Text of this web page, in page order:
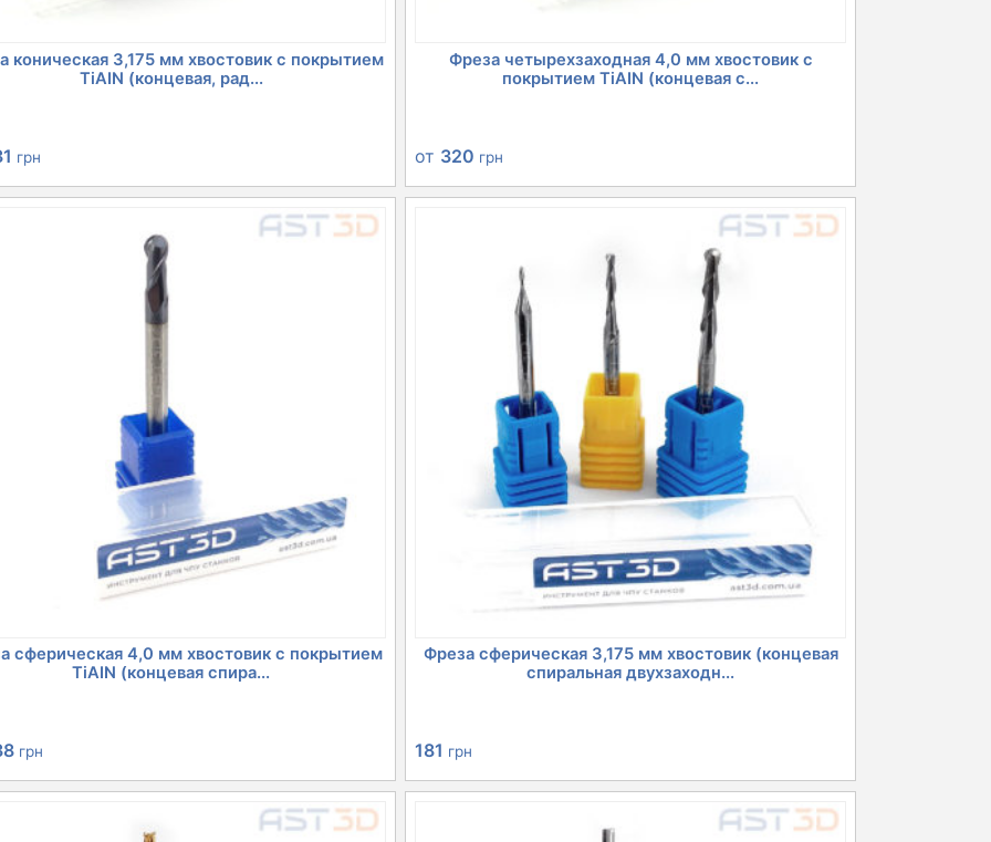
коническая 3,175 мм хвостовик с покрытием
TiAIN (концевая, рад...
грн
Фреза четырехзаходная 4,0 мм хвостовик с
покрытием TiAIN (концевая с...
от 320 грн
сферическая 4,0 мм хвостовик с покрытием
TiAIN (концевая спира...
грн
Фреза сферическая 3,175 мм хвостовик (концевая
спиральная двухзаходн...
181 грн